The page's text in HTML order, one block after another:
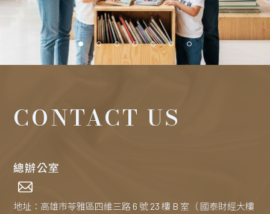
CONTACT US
總辦公室
地址：高雄市苓雅區四維三路 6 號 23 樓 B 室（ 國泰財經大樓